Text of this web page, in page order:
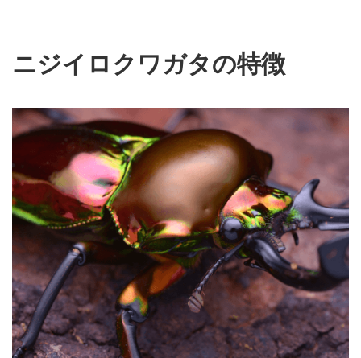
ニジイロクワガタの特徴